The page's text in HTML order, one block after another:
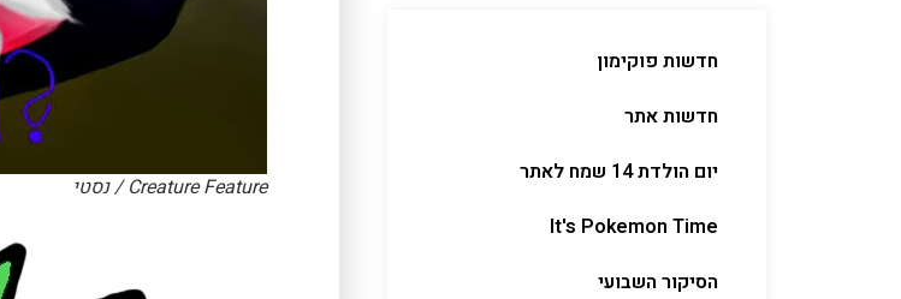
חדשות פוקימון
חדשות אתר
יום הולדת 14 שמח לאתר
It's Pokemon Time
הסיקור השבועי
Creature Feature / נסטי